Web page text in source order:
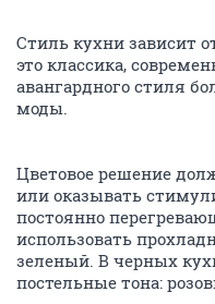
Стиль кухни зависит
это классика,
авангардного стиля
моды.
Цветовое решение
или оказывать
постоянно
использовать
зеленый. В черных
постельные тона: